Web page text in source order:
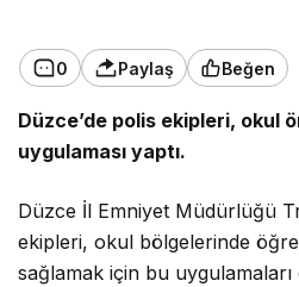
0 Paylaş Beğen
Düzce’de polis ekipleri, okul
uygulaması yaptı.
Düzce İl Emniyet Müdürlüğü
ekipleri, okul bölgelerinde
sağlamak için bu